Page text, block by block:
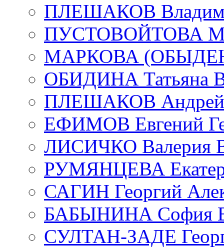
ПЛЕШАКОВ
ПУСТОВОЙТОВА
МАРКОВА
ОБИДИНА Татьяна
ПЛЕШАКОВ Андрей
ЕФИМОВ Евгений
ЛИСИЧКО Валерия
РУМЯНЦЕВА
САГИН Георгий
БАБЫНИНА София
СУЛТАН-ЗАДЕ